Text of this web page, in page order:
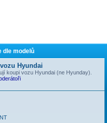
dle modelů
Hyundai
koupi vozu Hyundai (ne Hyunday).